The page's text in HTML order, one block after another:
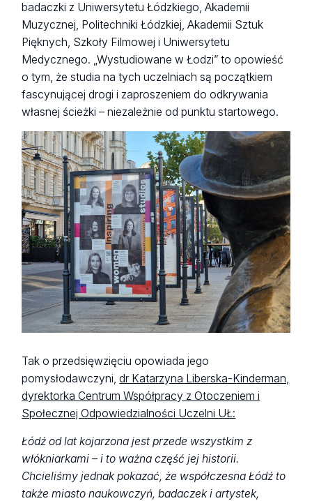
badaczki z Uniwersytetu Łódzkiego, Akademii
Muzycznej, Politechniki Łódzkiej, Akademii Sztuk
Pięknych, Szkoły Filmowej i Uniwersytetu
Medycznego. „Wystudiowane w Łodzi” to opowieść
o tym, że studia na tych uczelniach są początkiem
fascynującej drogi i zaproszeniem do odkrywania
własnej ścieżki – niezależnie od punktu startowego.
Tak o przedsięwzięciu opowiada jego
pomysłodawczyni,dr Katarzyna Liberska-Kinderman,
dyrektorka Centrum Współpracy z Otoczeniem i
Społecznej Odpowiedzialności Uczelni UŁ:
Łódź od lat kojarzona jest przede wszystkim z
włókniarkami – i to ważna część jej historii.
Chcieliśmy jednak pokazać, że współczesna Łódź to
także miasto naukowczyń, badaczek i artystek,